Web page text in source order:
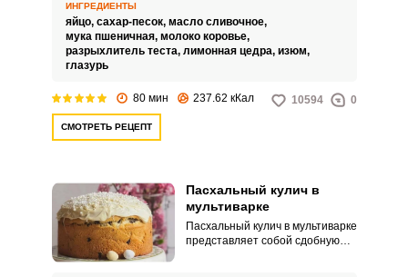
влажным, что выделит вашу
праздничную выпечку среди
остальных.
ИНГРЕДИЕНТЫ
яйцо, сахар-песок, масло сливочное,
мука пшеничная, молоко коровье,
разрыхлитель теста, лимонная цедра, изюм,
глазурь
80 мин 237.62 кКал 10594 0
СМОТРЕТЬ РЕЦЕПТ
Пасхальный кулич в
мультиварке
Пасхальный кулич в мультиварке
представляет собой сдобную